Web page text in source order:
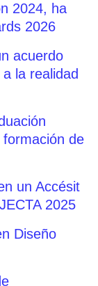
2024, ha
2026
acuerdo
la realidad
de
un Accésit
2025
Diseño